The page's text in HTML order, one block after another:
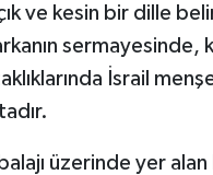
ve kesin bir dille
sermayesinde,
İsrail
üzerinde yer